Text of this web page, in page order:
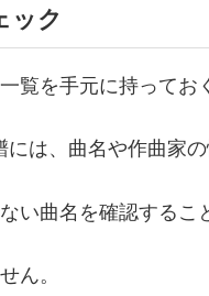
ック
覧を手元に持ってお
は、曲名や作曲家
い曲名を確認するこ
ん。